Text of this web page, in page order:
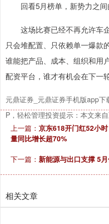
回看5月榜单，新势力之间
这场比赛已经不再允许车企
只会堆配置、只依赖单一爆款
谁能把产品、成本、组织和用
配资平台，谁才有机会在下一
元鼎证券_元鼎证券手机版app
P，轻松管理投资提示：本文来
上一篇： 京东618开门红52小
量同比增长超70%
下一篇： 新能源与出口支撑 5
相关文章
北证50